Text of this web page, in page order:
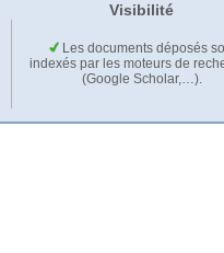
Visibilité
Les documents déposés
indexés par les moteurs de
(Google Scholar,…).